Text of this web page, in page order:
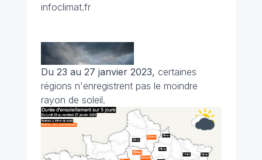
infoclimat.fr
Du 23 au 27 janvier 2023, certaines
régions n'enregistrent pas le moindre
rayon de soleil.